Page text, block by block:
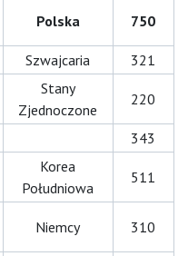
Polska 750
Szwajcaria 321
Stany
Zjednoczone
220
343
Korea
Południowa
511
Niemcy 310